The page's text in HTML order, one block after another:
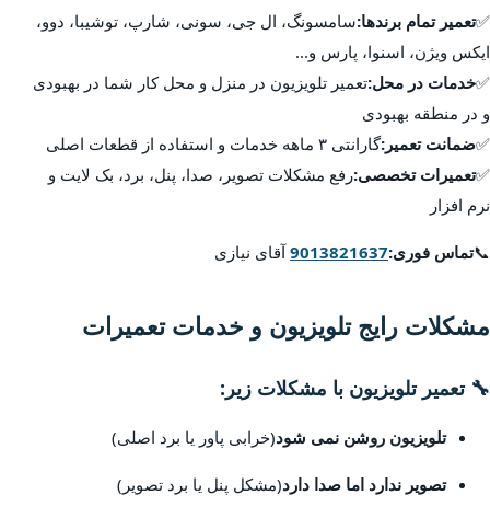
✅تعمیر تمام برندها:سامسونگ، ال جی، سونی، شارپ، توشیبا، دوو،
ایکس ویژن، اسنوا، پارس و...
✅خدمات در محل:تعمیر تلویزیون در منزل و محل کار شما در بهبودی
و در منطقه بهبودی
✅ضمانت تعمیر:گارانتی ۳ ماهه خدمات و استفاده از قطعات اصلی
✅تعمیرات تخصصی:رفع مشکلات تصویر، صدا، پنل، برد، بک لایت و
نرم افزار
📞تماس فوری:9013821637آقای نیازی
مشکلات رایج تلویزیون و خدمات تعمیرات
🔧 تعمیر تلویزیون با مشکلات زیر:
تلویزیون روشن نمی شود(خرابی پاور یا برد اصلی)
تصویر ندارد اما صدا دارد(مشکل پنل یا برد تصویر)